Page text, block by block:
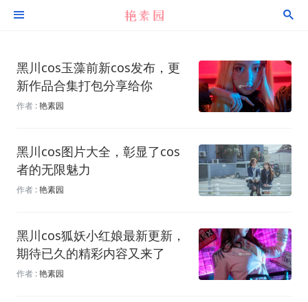
 
黑川cos玉藻前新cos发布，更
新作品合集打包分享给你
作者 :艳素园
黑川cos图片大全，彰显了cos
者的无限魅力
作者 :艳素园
黑川cos狐妖小红娘最新更新，
期待已久的精彩内容又来了
作者 :艳素园